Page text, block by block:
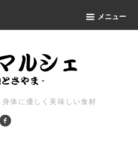
メニュー
体に優しく美味しい食材